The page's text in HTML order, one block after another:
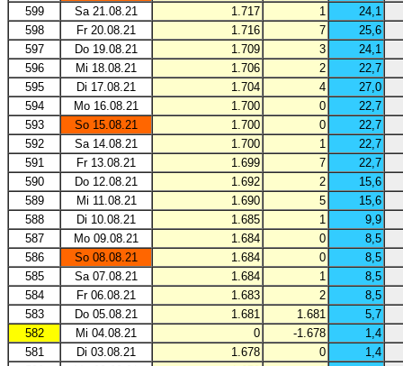
599
Sa 21.08.21 1.717 1
24,1
598
Fr 20.08.21 1.716 7
25,6
597
Do 19.08.21 1.709 3
24,1
596
Mi 18.08.21 1.706 2
22,7
595
Di 17.08.21 1.704 4
27,0
594
Mo 16.08.21 1.700 0
22,7
593
So 15.08.21 1.700 0
22,7
592
Sa 14.08.21 1.700 1
22,7
591
Fr 13.08.21 1.699 7
22,7
590
Do 12.08.21 1.692 2
15,6
589
Mi 11.08.21 1.690 5
15,6
588
Di 10.08.21 1.685 1
9,9
587
Mo 09.08.21 1.684 0
8,5
586
So 08.08.21 1.684 0
8,5
585
Sa 07.08.21 1.684 1
8,5
584
Fr 06.08.21 1.683 2
8,5
583
Do 05.08.21 1.681 1.681
5,7
582
Mi 04.08.21 0 -1.678
1,4
581
Di 03.08.21 1.678 0
1,4